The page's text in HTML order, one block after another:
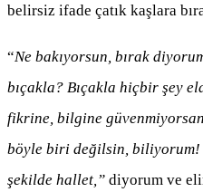
belirsiz ifade çatık kaşlara
“Ne bakıyorsun, bırak
bıçakla? Bıçakla hiçbir şey
fikrine, bilgine
böyle biri değilsin, biliyorum!
şekilde hallet,” diyorum ve